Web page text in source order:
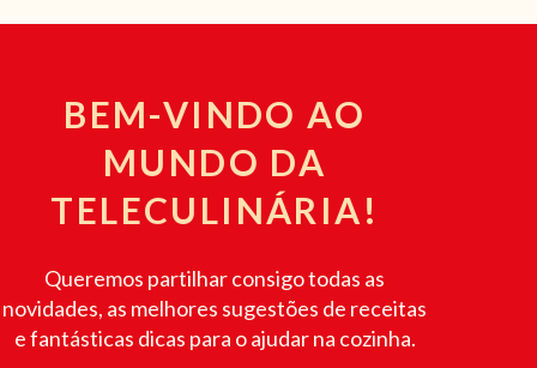
BEM-VINDO AO
MUNDO DA
TELECULINÁRIA!
Queremos partilhar consigo todas as
novidades, as melhores sugestões de receitas
e fantásticas dicas para o ajudar na cozinha.